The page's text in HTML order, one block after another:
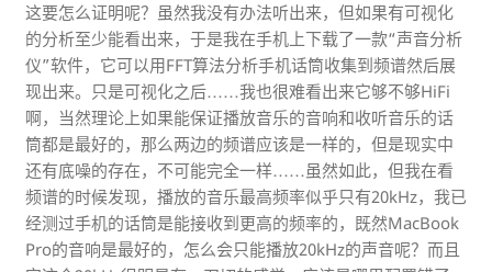
这要怎么证明呢？虽然我没有办法听出来，但如果有可视化
的分析至少能看出来，于是我在手机上下载了一款“声音分析
仪”软件，它可以用FFT算法分析手机话筒收集到频谱然后展
现出来。只是可视化之后……我也很难看出来它够不够HiFi
啊，当然理论上如果能保证播放音乐的音响和收听音乐的话
筒都是最好的，那么两边的频谱应该是一样的，但是现实中
还有底噪的存在，不可能完全一样……虽然如此，但我在看
频谱的时候发现，播放的音乐最高频率似乎只有20kHz，我已
经测过手机的话筒是能接收到更高的频率的，既然MacBook
Pro的音响是最好的，怎么会只能播放20kHz的声音呢？而且